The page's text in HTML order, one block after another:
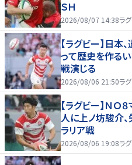
ＳＨ
2026/08/07 14:38ラ
【ラグビー】日本
って歴史を作る
戦演じる
2026/08/06 21:50ラ
【ラグビー】Ｎ
人に上ノ坊駿介
ラリア戦
2026/08/06 19:08ラ